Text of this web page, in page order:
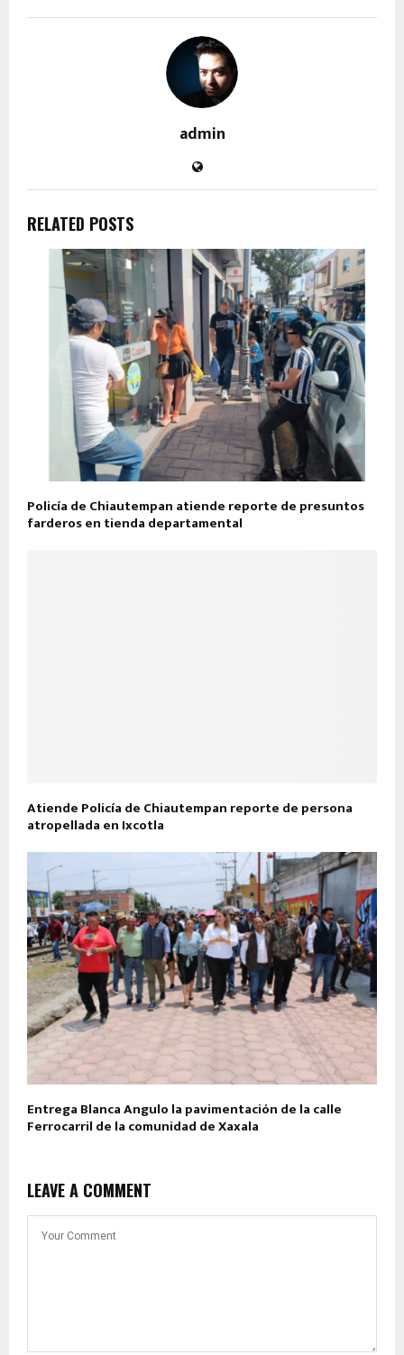
admin
RELATED POSTS
Policía de Chiautempan atiende reporte de presuntos
farderos en tienda departamental
Atiende Policía de Chiautempan reporte de persona
atropellada en Ixcotla
Entrega Blanca Angulo la pavimentación de la calle
Ferrocarril de la comunidad de Xaxala
LEAVE A COMMENT